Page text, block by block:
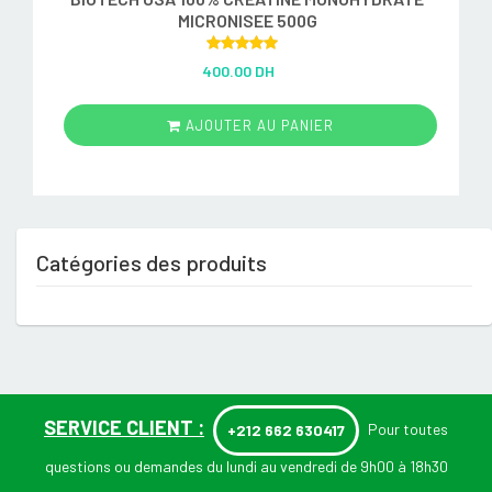
MICRONISEE 500G
out of 5
400.00 DH
AJOUTER AU PANIER
Catégories des produits
SERVICE CLIENT : +212 662 630417 Pour toutes
questions ou demandes du lundi au vendredi de 9h00 à 18h30